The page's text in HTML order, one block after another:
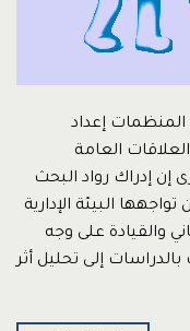
المنظمات إعداد
العامة
إن إدراك رواد البحث
البيئة الإدارية
والقيادة على وجه
إلى تحليل أثر